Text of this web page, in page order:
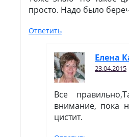
просто. Надо было
Ответить
Елена
23.04.2015
Все
внимание, пока
цистит.